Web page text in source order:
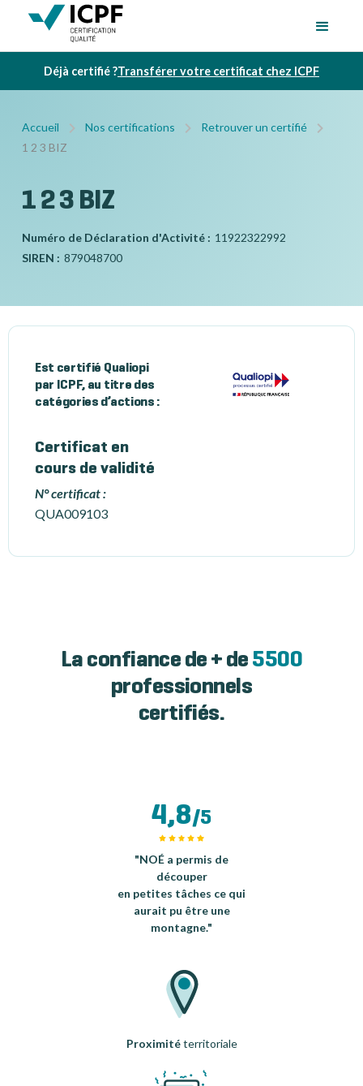
Déjà certifié ?Transférer votre certificat chez ICPF
Accueil Nos certifications
Retrouver un certifié
1 2 3 BIZ
1 2 3 BIZ
Numéro de Déclaration d'Activité : 11922322992
SIREN : 879048700
Est certifié Qualiopi
par ICPF, au titre des
catégories d’actions :
Certificat en
cours de validité
N° certificat :
QUA009103
La confiance de + de 5500
professionnels
certifiés.
4,8/5
"NOÉ a permis de
découper
en petites tâches ce qui
aurait pu être une
montagne."
Proximitéterritoriale